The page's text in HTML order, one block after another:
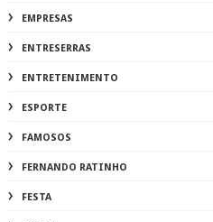
EMPRESAS
ENTRESERRAS
ENTRETENIMENTO
ESPORTE
FAMOSOS
FERNANDO RATINHO
FESTA